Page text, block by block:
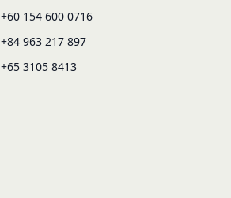
+60 154 600 0716
+84 963 217 897
+65 3105 8413